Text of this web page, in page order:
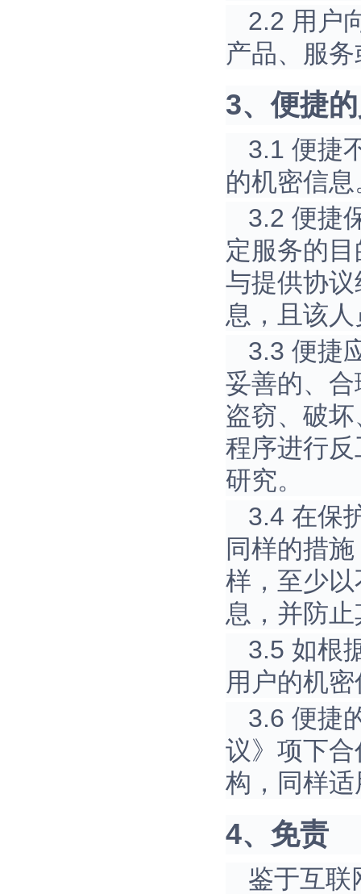
2.2 用户
产品、服
3、便捷
3.1 便捷
的机密信息
3.2 便捷
定服务的
与提供协
息，且该
3.3 便捷
妥善的、
盗窃、破
程序进行
研究。
3.4 在保
同样的措
样，至少
息，并防
3.5 如根
用户的机
3.6 便捷
议》项下
构，同样
4、免责
鉴于互联